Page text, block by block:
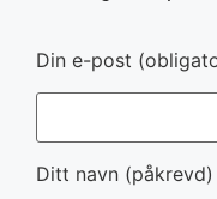
Din e-post
Ditt navn (påkrevd)